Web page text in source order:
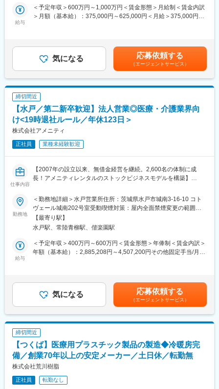
者の自宅に訪問して施術を行うサービスです。高齢者の方も住み
慣れた環境での療養を望む方も多く、病院から民間へ移行する流
「最近おじいちゃんが明るくなった」「おばあさんが笑顔をよく
見せるようになった」と、
ご利用者様だけではなく、ご家族からの喜びの声も多く届きます
超高齢社会における「生活の質」を支えることが出来ていると、
誇りをもって働くことが出来るお仕事です
■当社について：
2000年に創業し、在宅医療の方へのマッサージを始めとする訪問
サービスを手がけている当社
北海道～沖縄まで全国300以上の事業所を構え、ご利用者様の快
適な生活を支えています
2019年には東証グロースに上場し、より安定した企業基盤となり
ました。今後さらなる事業拡大を予定しています
・精密質量分析計（HRMS）を用いた測定条件の設定および最適
・試験データの解析、レポート作成、および信頼性基準に基づく
記録管理
グループリーダー1名、メンバー27名 男性13名、女性15名の組
織です。
平均年齢46歳となっております。
■競合優位性：
内でも認知されています。各種学会での論文発表件数は業界トッ
ます。このことから各研究知見がきちんと蓄積・引き継がれ、研
究機関としての質を高めています。
■ポジションの魅力：
・業界トップクラスの幅広い試験種の実績があり、研究者として
高い知識／スキルを獲得できます。
・ご入社頂く方には試験責任者（もしくは候補者）として当社の
難もあると思いますが、お客様との関係性構築にはやりがいがあ
り、ご経験を是非当社で活用頂きたく思っております。
・状況により在宅勤務も行うことが出来るポジションです。
・時間外勤務も多くなく（平均8時間程度）、有休取得率も70％
以上とプライベートと両立し易い職場です。
変更の範囲：会社の定める業務
給与
＜予定年収＞600万円～1,000万円＜賃金形態＞月給制＜賃金内訳
＞月額（基本給）：375,000円～625,000円＜月給＞375,000円～
する可能性があります。月給(月額)は固定手当を含めた表記です。
気になる 応募依頼する
（エージェントサービス）
締切間近
【水戸／第二新卒歓迎】法人営業◎医療・介護業界向
け<19時退社ルール／年休123日＞
株式会社アメニティ
正社員 業種未経験歓迎
仕事内容
【2007年の設立以来、無借金経営を継続。2,600名の体制に成
長！アメニティレンタルのストックビジネスモデルを構築】
を図るため、このたび新たな仲間をお迎えすることとなりまし
た。
■業務詳細：
病院や介護施設に向けて、入院・入所時に必要な衣類やタオル、
日用品などをレンタルできる「アメニティサポートシステム」を
提案する営業です。ニーズに応じて、人材派遣・紹介サービスや
献性も高く、今後の高齢化社会において成長が見込める成長産業
です。 また、病院や介護施設の業務軽減に貢献する事で、患者
様、利用者様へのサービス向上に直結する為、大変やりがいのあ
■キャリアアップについて：
本人の頑張りを昇給、昇格にて評価される制度が御座います。ま
た、事業拡大に伴い、新規の営業所も出店しており、営業所長や
エリアを管理する責任者などのポストがある為、早期のキャリア
アップが見込めます。 ※実際に入社4年前後で所長になった中途入
勤務地
＜勤務地詳細＞水戸営業所住所：茨城県水戸市城南3-16-10 コト
ヴェール城南202号室受動喫煙対策：屋内全面禁煙変更の範囲：
本文参照
【最寄り駅】
水戸駅、常陸青柳駅、偕楽園駅
給与
＜予定年収＞400万円～600万円＜賃金形態＞年俸制＜賃金内訳＞
年額（基本給）：2,885,208円～4,507,200円その他固定手当/月：
無＞有＜残業手当＞有＜給与補足＞※経験・能力・前職の給与など
を考慮するため上下する可能性があります・評価：年2回（4月・
10月/売上実績だけでなく取り組み姿勢や提案プロセスなどの定性
評価も重視）・年収例：370-480万円(主任/入社2-3年)⇒420-550
万円(係長/入社3-5年)賃金はあくまでも目安の金額であり、選考を
通じて上下する可能性があります。月給(月額)は固定手当を含めた
表記です。
気になる 応募依頼する
（エージェントサービス）
締切間近
【つくば】医療用プラスチック製品の製造◆冷暖房完
備／創業70年以上の安定メーカー／土日休／転勤無
株式会社荒川樹脂
正社員 転勤なし